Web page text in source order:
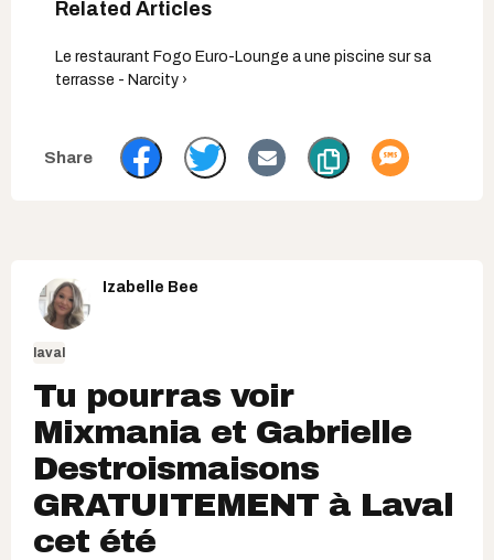
Le restaurant Fogo Euro-Lounge a une piscine sur sa
terrasse - Narcity ›
Izabelle Bee
laval
Tu pourras voir
Mixmania et Gabrielle
Destroismaisons
GRATUITEMENT à Laval
cet été